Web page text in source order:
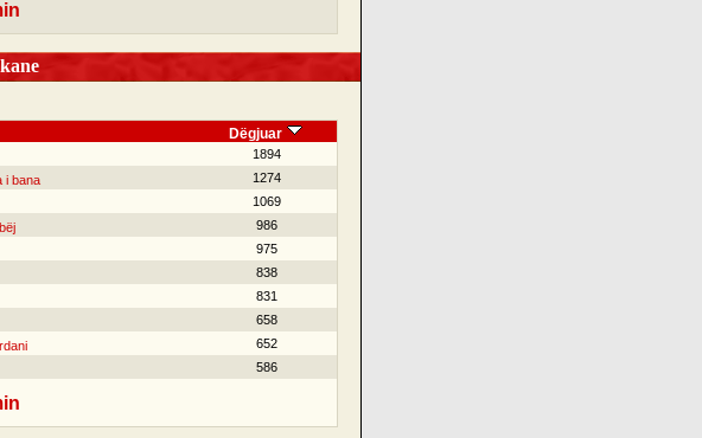
Dëgjuar
1894
i bana
1274
1069
986
975
838
831
658
652
586